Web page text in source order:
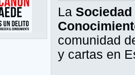
La
comunidad
y cartas en